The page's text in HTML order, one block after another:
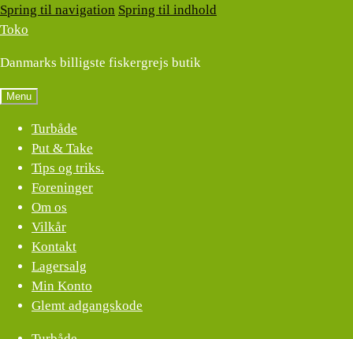
Spring til navigation Spring til indhold
Toko
Danmarks billigste fiskergrejs butik
Menu
Turbåde
Put & Take
Tips og triks.
Foreninger
Om os
Vilkår
Kontakt
Lagersalg
Min Konto
Glemt adgangskode